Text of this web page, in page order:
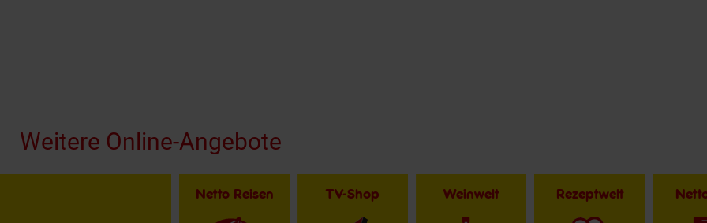
Weitere Online-Angebote
Netto Reisen TV-Shop Weinwelt Rezeptwelt